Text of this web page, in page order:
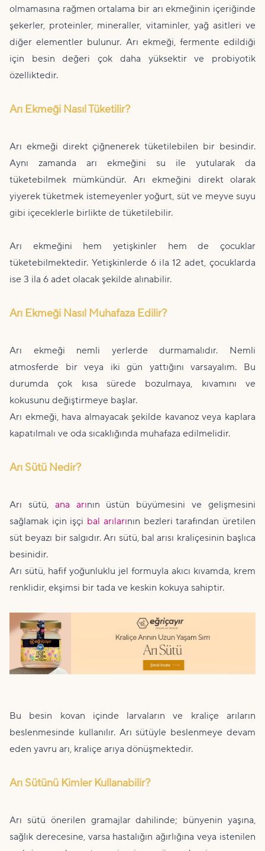
olmamasına rağmen ortalama bir arı ekmeğinin içeriğinde
şekerler, proteinler, mineraller, vitaminler, yağ asitleri ve
diğer elementler bulunur. Arı ekmeği, fermente edildiği
için besin değeri çok daha yüksektir ve probiyotik
özelliktedir.
Arı Ekmeği Nasıl Tüketilir?
Arı ekmeği direkt çiğnenerek tüketilebilen bir besindir.
Aynı zamanda arı ekmeğini su ile yutularak da
tüketebilmek mümkündür. Arı ekmeğini direkt olarak
yiyerek tüketmek istemeyenler yoğurt, süt ve meyve suyu
gibi içeceklerle birlikte de tüketilebilir.
Arı ekmeğini hem yetişkinler hem de çocuklar
tüketebilmektedir. Yetişkinlerde 6 ila 12 adet, çocuklarda
ise 3 ila 6 adet olacak şekilde alınabilir.
Arı Ekmeği Nasıl Muhafaza Edilir?
Arı ekmeği nemli yerlerde durmamalıdır. Nemli
atmosferde bir veya iki gün yattığını varsayalım. Bu
durumda çok kısa sürede bozulmaya, kıvamını ve
kokusunu değiştirmeye başlar.
Arı ekmeği, hava almayacak şekilde kavanoz veya kaplara
kapatılmalı ve oda sıcaklığında muhafaza edilmelidir.
Arı Sütü Nedir?
Arı sütü, ana arının üstün büyümesini ve gelişmesini
sağlamak için işçi bal arılarının bezleri tarafından üretilen
süt beyazı bir salgıdır. Arı sütü, bal arısı kraliçesinin başlıca
besinidir.
Arı sütü, hafif yoğunluklu jel formuyla akıcı kıvamda, krem
renklidir, ekşimsi bir tada ve keskin kokuya sahiptir.
Bu besin kovan içinde larvaların ve kraliçe arıların
beslenmesinde kullanılır. Arı sütüyle beslenmeye devam
eden yavru arı, kraliçe arıya dönüşmektedir.
Arı Sütünü Kimler Kullanabilir?
Arı sütü önerilen gramajlar dahilinde; bünyenin yaşına,
sağlık derecesine, varsa hastalığın ağırlığına veya istenilen